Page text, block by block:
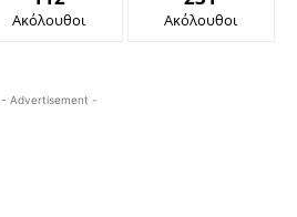
Ακόλουθοι Ακόλουθοι
- Advertisement -